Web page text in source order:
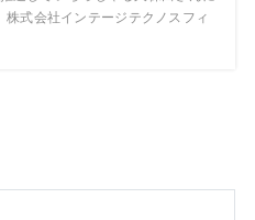
式会社インテージテクノスフィ